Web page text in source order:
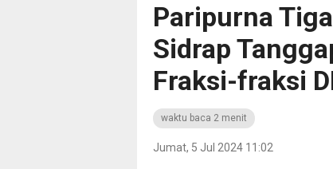
Paripurna
Sidrap
Fraksi-fraksi
waktu baca 2 menit
Jumat, 5 Jul 2024 11:02